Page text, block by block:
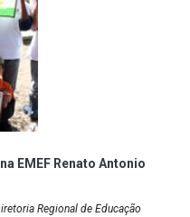
EMEF Renato Antonio
Regional de Educação